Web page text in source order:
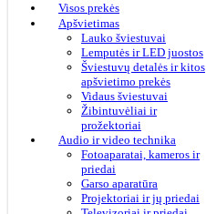
Visos prekės
Apšvietimas
Lauko šviestuvai
Lemputės ir LED juostos
Šviestuvų detalės ir kitos
apšvietimo prekės
Vidaus šviestuvai
Žibintuvėliai ir
prožektoriai
Audio ir video technika
Fotoaparatai, kameros ir
priedai
Garso aparatūra
Projektoriai ir jų priedai